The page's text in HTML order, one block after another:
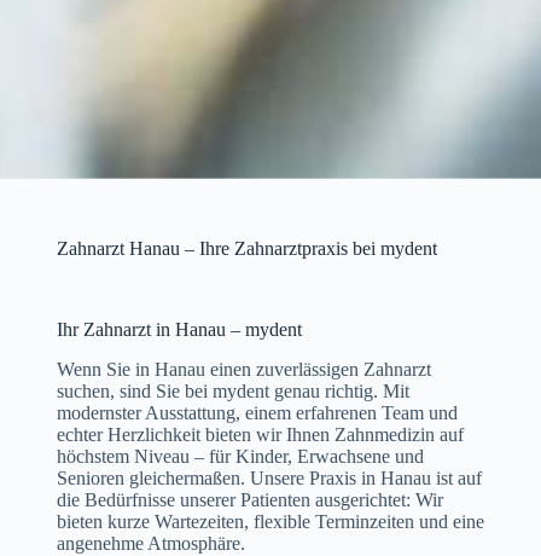
Zahnarzt Hanau – Ihre Zahnarztpraxis bei mydent
Ihr Zahnarzt in Hanau – mydent
Wenn Sie in Hanau einen zuverlässigen Zahnarzt
suchen, sind Sie bei mydent genau richtig. Mit
modernster Ausstattung, einem erfahrenen Team und
echter Herzlichkeit bieten wir Ihnen Zahnmedizin auf
höchstem Niveau – für Kinder, Erwachsene und
Senioren gleichermaßen. Unsere Praxis in Hanau ist auf
die Bedürfnisse unserer Patienten ausgerichtet: Wir
bieten kurze Wartezeiten, flexible Terminzeiten und eine
angenehme Atmosphäre.